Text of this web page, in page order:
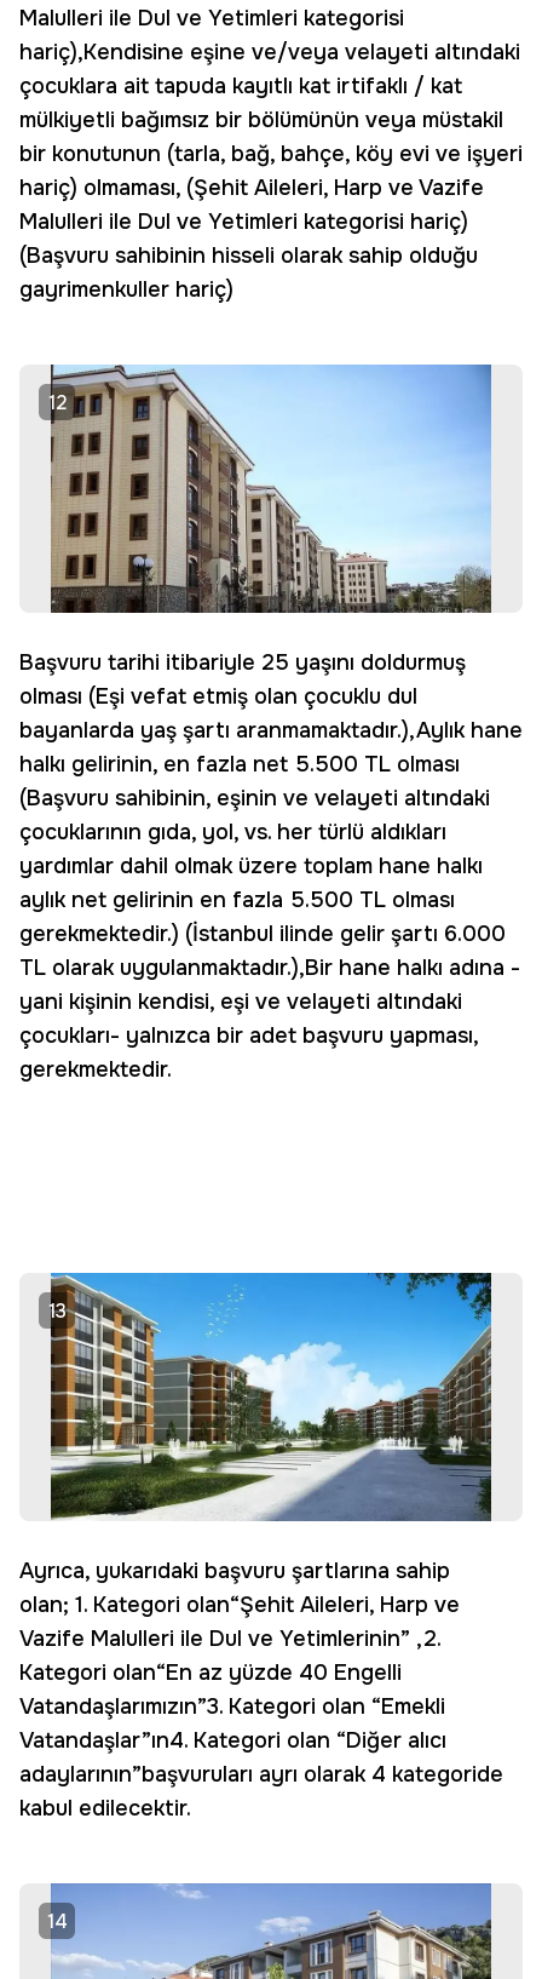
Malulleri ile Dul ve Yetimleri kategorisi
hariç),Kendisine eşine ve/veya velayeti altındaki
çocuklara ait tapuda kayıtlı kat irtifaklı / kat
mülkiyetli bağımsız bir bölümünün veya müstakil
bir konutunun (tarla, bağ, bahçe, köy evi ve işyeri
hariç) olmaması, (Şehit Aileleri, Harp ve Vazife
Malulleri ile Dul ve Yetimleri kategorisi hariç)
(Başvuru sahibinin hisseli olarak sahip olduğu
gayrimenkuller hariç)
12
Başvuru tarihi itibariyle 25 yaşını doldurmuş
olması (Eşi vefat etmiş olan çocuklu dul
bayanlarda yaş şartı aranmamaktadır.),Aylık hane
halkı gelirinin, en fazla net 5.500 TL olması
(Başvuru sahibinin, eşinin ve velayeti altındaki
çocuklarının gıda, yol, vs. her türlü aldıkları
yardımlar dahil olmak üzere toplam hane halkı
aylık net gelirinin en fazla 5.500 TL olması
gerekmektedir.) (İstanbul ilinde gelir şartı 6.000
TL olarak uygulanmaktadır.),Bir hane halkı adına -
yani kişinin kendisi, eşi ve velayeti altındaki
çocukları- yalnızca bir adet başvuru yapması,
gerekmektedir.
13
Ayrıca, yukarıdaki başvuru şartlarına sahip
olan; 1. Kategori olan“Şehit Aileleri, Harp ve
Vazife Malulleri ile Dul ve Yetimlerinin” ,2.
Kategori olan“En az yüzde 40 Engelli
Vatandaşlarımızın”3. Kategori olan “Emekli
Vatandaşlar”ın4. Kategori olan “Diğer alıcı
adaylarının”başvuruları ayrı olarak 4 kategoride
kabul edilecektir.
14